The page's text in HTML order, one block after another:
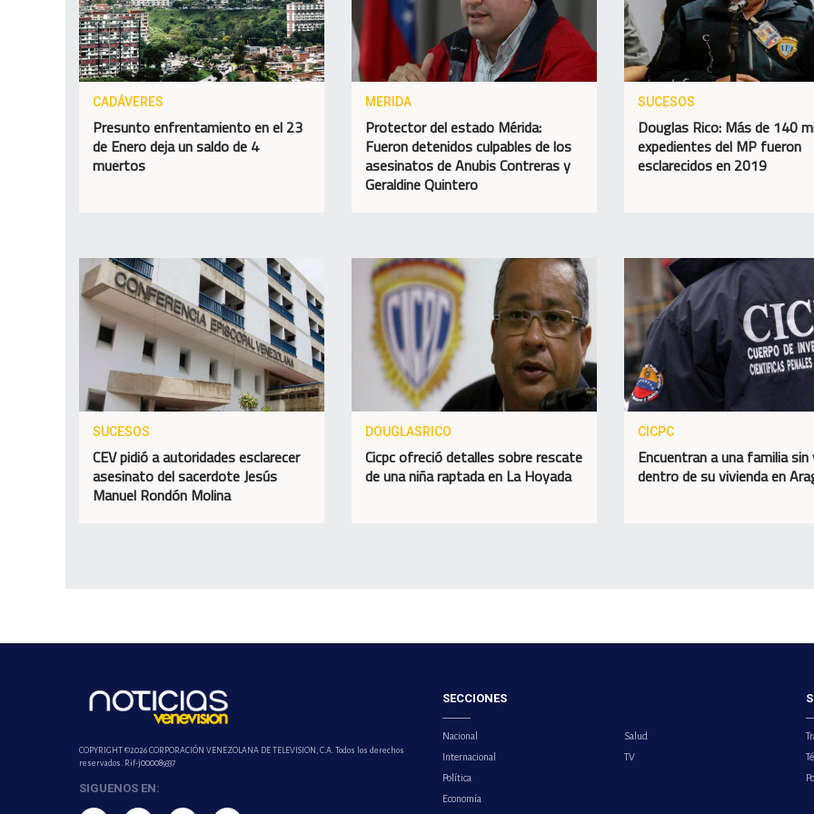
CADÁVERES
Presunto enfrentamiento en el 23
de Enero deja un saldo de 4
muertos
MERIDA
Protector del estado Mérida:
Fueron detenidos culpables de los
asesinatos de Anubis Contreras y
Geraldine Quintero
SUCESOS
Douglas Rico: Más de 140
expedientes del MP fueron
esclarecidos en 2019
SUCESOS
CEV pidió a autoridades esclarecer
asesinato del sacerdote Jesús
Manuel Rondón Molina
DOUGLASRICO
Cicpc ofreció detalles sobre rescate
de una niña raptada en La Hoyada
CICPC
Encuentran a una familia sin
dentro de su vivienda en
COPYRIGHT ©2026 CORPORACIÓN VENEZOLANA DE TELEVISION, C.A. Todos los derechos
reservados. Rif-j000089337
SIGUENOS EN:
SECCIONES
Nacional
Internacional
Política
Economía
Salud
TV